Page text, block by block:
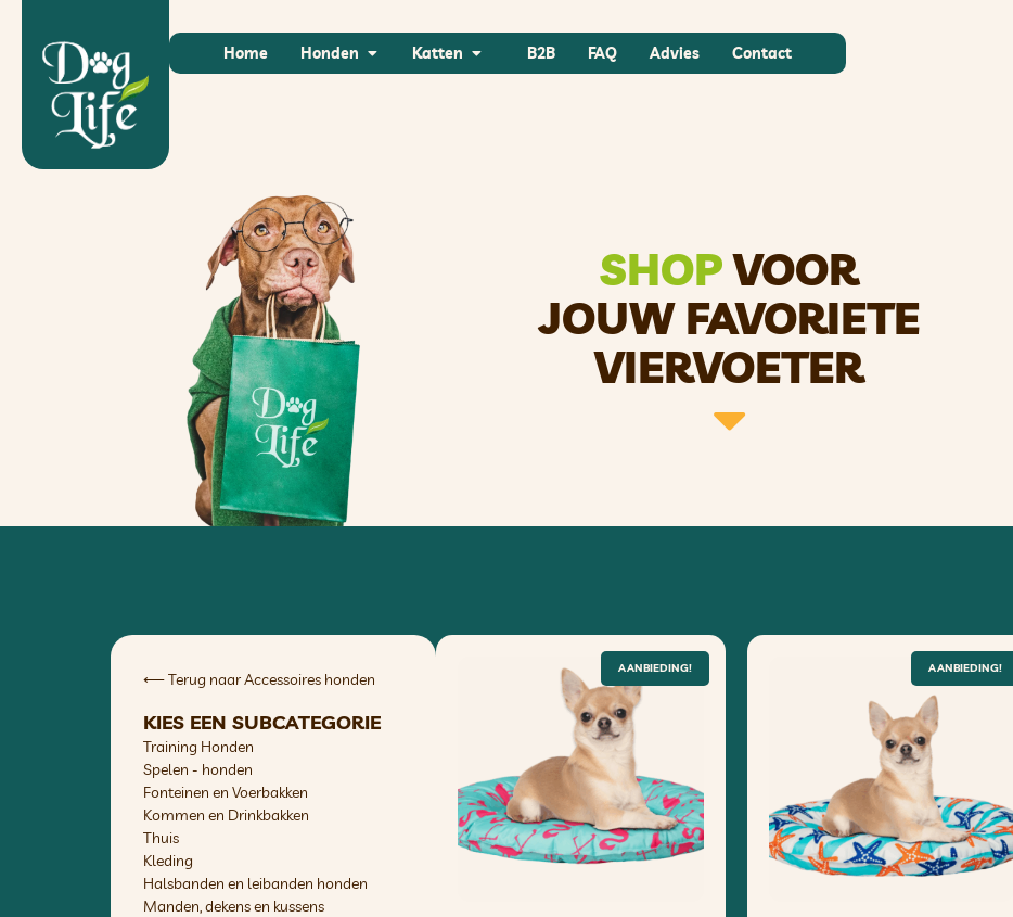
Home Honden Katten B2B FAQ Advies Contact
SHOPVOOR
JOUW FAVORIETE
VIERVOETER
⟵Terug naar Accessoires honden
KIES EEN SUBCATEGORIE
Training Honden
Spelen - honden
Fonteinen en Voerbakken
Kommen en Drinkbakken
Thuis
Kleding
Halsbanden en leibanden honden
Manden, dekens en kussens
AANBIEDING! AANBIEDING!